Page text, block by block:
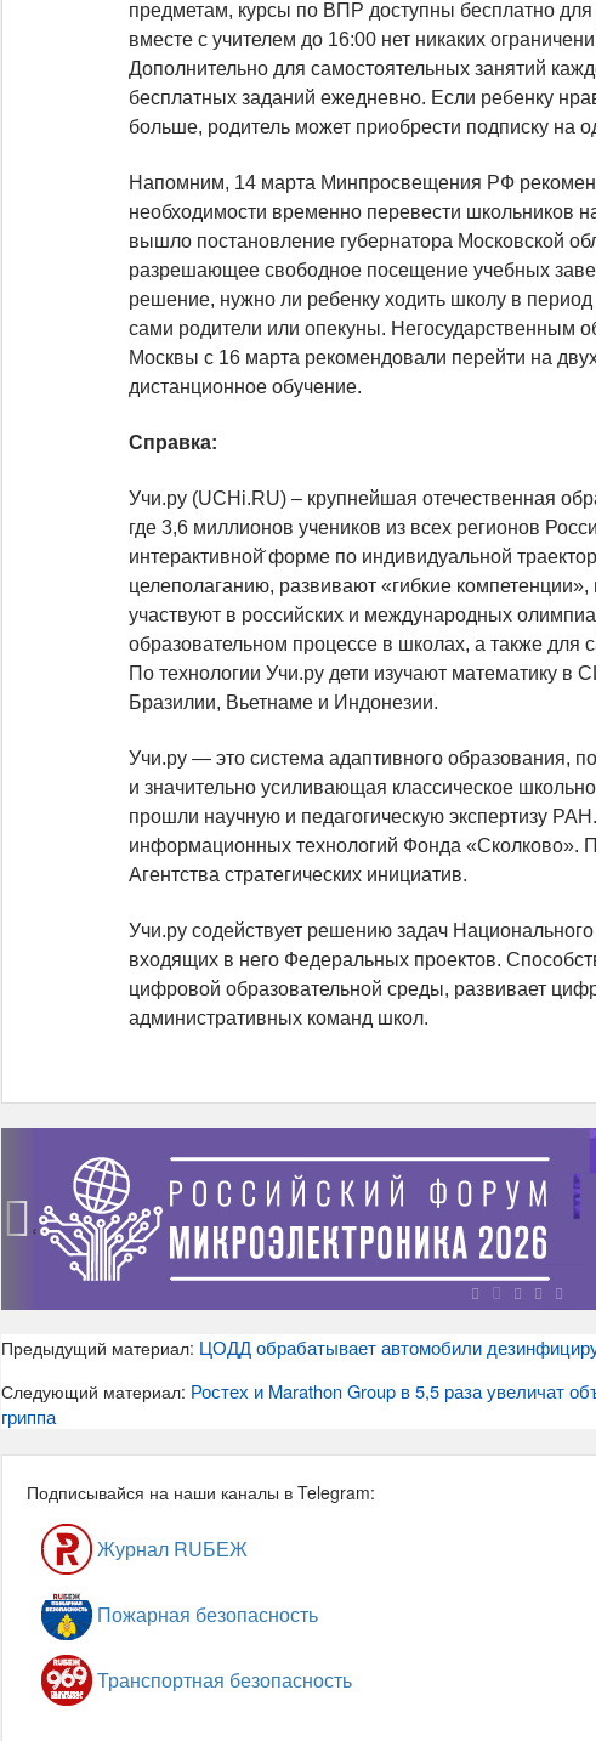
предметам, курсы по ВПР доступны бесплатно
вместе с учителем до 16:00 нет никаких
Дополнительно для самостоятельных занятий
бесплатных заданий ежедневно. Если ребенку
больше, родитель может приобрести подписку на
Напомним, 14 марта Минпросвещения РФ
необходимости временно перевести школьников
вышло постановление губернатора Московской
разрешающее свободное посещение учебных
решение, нужно ли ребенку ходить школу в
сами родители или опекуны. Негосударственным
Москвы с 16 марта рекомендовали перейти на
дистанционное обучение.
Справка:
Учи.ру (UCHi.RU) – крупнейшая отечественная
где 3,6 миллионов учеников из всех регионов
интерактивной̆ форме по индивидуальной
целеполаганию, развивают «гибкие
участвуют в российских и международных
образовательном процессе в школах, а также для
По технологии Учи.ру дети изучают математику
Бразилии, Вьетнаме и Индонезии.
Учи.ру — это система адаптивного образования,
и значительно усиливающая классическое
прошли научную и педагогическую экспертизу
информационных технологий Фонда «Сколково».
Агентства стратегических инициатив.
Учи.ру содействует решению задач
входящих в него Федеральных проектов.
цифровой образовательной среды, развивает
административных команд школ.
‹
Предыдущий материал: ЦОДД обрабатывает автомобили
Следующий материал: Ростех и Marathon Group в 5,5 раза увеличат
гриппа
Подписывайся на наши каналы в Telegram:
Журнал RUБЕЖ
Пожарная безопасность
Транспортная безопасность